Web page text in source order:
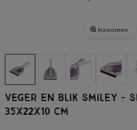
Inzoomen
Veger en blik smiley -
35x22x10 cm